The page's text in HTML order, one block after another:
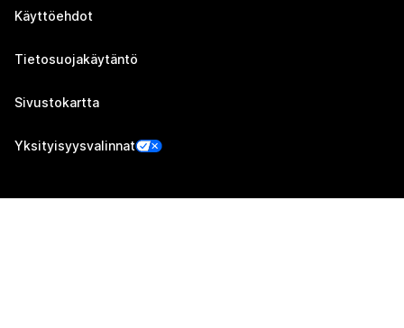
Käyttöehdot
Tietosuojakäytäntö
Sivustokartta
Yksityisyysvalinnat